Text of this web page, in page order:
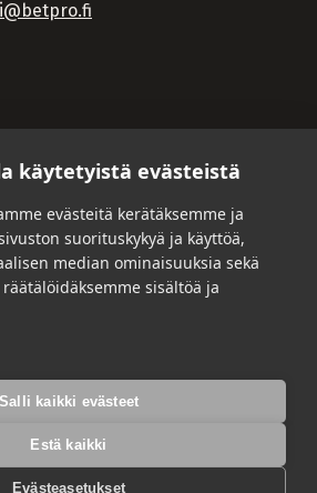
käytetyistä evästeistä
evästeitä kerätäksemme ja
suorituskykyä ja käyttöä,
median ominaisuuksia sekä
sisältöä ja
Salli kaikki evästeet
Estä kaikki
Evästeasetukset